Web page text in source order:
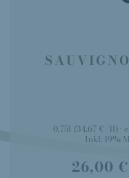
0,75l (34,67 €/1l)
26,00 €
Inkl. 19%